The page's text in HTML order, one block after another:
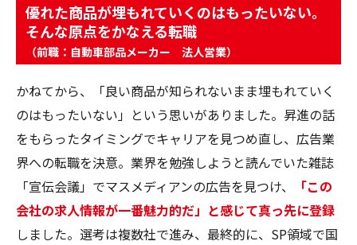
優れた商品が埋もれていくのはもったいない。
そんな原点をかなえる転職
（前職：自動車部品メーカー 法人営業）
かねてから、「良い商品が知られないまま埋もれていく
のはもったいない」という思いがありました。昇進の話
をもらったタイミングでキャリアを見つめ直し、広告業
界への転職を決意。業界を勉強しようと読んでいた雑誌
「宣伝会議」でマスメディアンの広告を見つけ、
「この
会社の求人情報が一番魅力的だ」と感じて真っ先に登録
しました。選考は複数社で進み、最終的に、SP領域で国